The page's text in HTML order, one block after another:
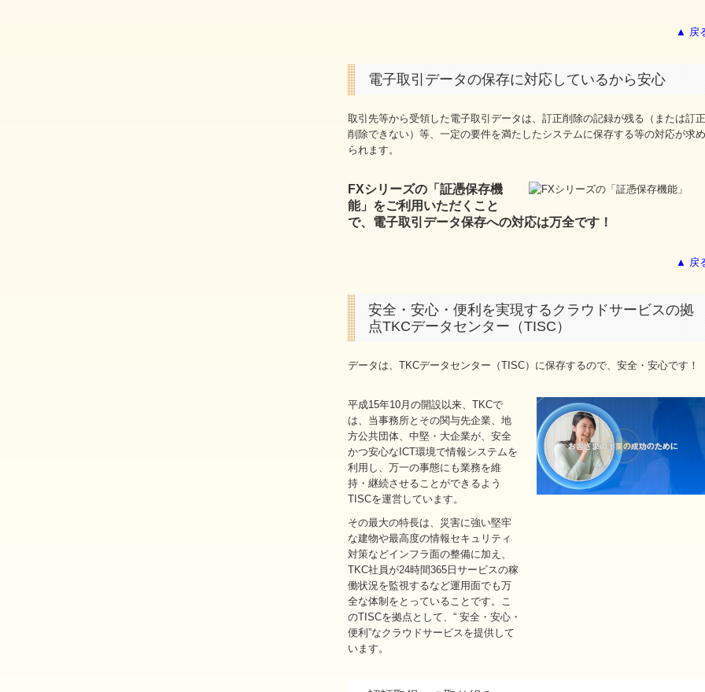
▲ 戻
電子取引データの保存に対応しているから安心
取引先等から受領した電子取引データは、訂正削除の記録が残る（または訂正
削除できない）等、一定の要件を満たしたシステムに保存する等の対応が求め
られます。
FXシリーズの「証憑保存機
能」をご利用いただくこと
で、電子取引データ保存への対応は万全です！
▲ 戻
安全・安心・便利を実現するクラウドサービスの拠
点TKCデータセンター（TISC）
データは、TKCデータセンター（TISC）に保存するので、安全・安心です！
平成15年10月の開設以来、TKCで
は、当事務所とその関与先企業、地
方公共団体、中堅・大企業が、安全
かつ安心なICT環境で情報システムを
利用し、万一の事態にも業務を維
持・継続させることができるよう
TISCを運営しています。
その最大の特長は、災害に強い堅牢
な建物や最高度の情報セキュリティ
対策などインフラ面の整備に加え、
TKC社員が24時間365日サービスの稼
働状況を監視するなど運用面でも万
全な体制をとっていることです。こ
のTISCを拠点として、“ 安全・安心・
便利”なクラウドサービスを提供して
います。